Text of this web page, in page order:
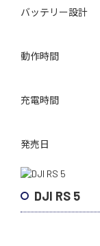
バッテリー設計
動作時間
充電時間
発売日
DJI RS 5